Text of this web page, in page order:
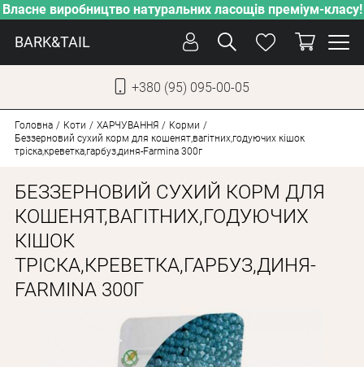
Власне виробництво натуральних ласощів преміум-класу!
BARK&TAIL
+380 (95) 095-00-05
ПІКЛУВАННЯ
ВІД СПЕКИ
НОВИНКИ
ДЛЯ СОБАК
Головна Коти ХАРЧУВАННЯ
Корми
Беззерновий сухий корм для кошенят,вагітних,годуючих кішок
тріска,креветка,гарбуз,диня-Farmina 300г
БЕЗЗЕРНОВИЙ СУХИЙ КОРМ ДЛЯ
КОШЕНЯТ,ВАГІТНИХ,ГОДУЮЧИХ
КІШОК
ТРІСКА,КРЕВЕТКА,ГАРБУЗ,ДИНЯ-
FARMINA 300Г